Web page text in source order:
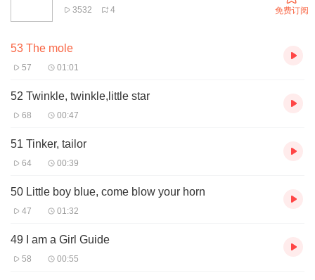
3532 4 免费订阅
53 The mole
57 01:01
52 Twinkle, twinkle,little star
68 00:47
51 Tinker, tailor
64 00:39
50 Little boy blue, come blow your horn
47 01:32
49 I am a Girl Guide
58 00:55